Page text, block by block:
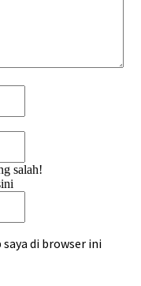
salah!
di browser ini